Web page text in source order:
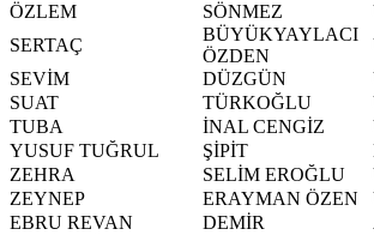
ÖZLEM
SÖNMEZ
SERTAÇ
BÜYÜKYAYLACI
ÖZDEN
SEVİM
DÜZGÜN
SUAT
TÜRKOĞLU
TUBA
İNAL CENGİZ
YUSUF TUĞRUL
ŞİPİT
ZEHRA
SELİM EROĞLU
ZEYNEP
ERAYMAN ÖZEN
EBRU REVAN
DEMİR